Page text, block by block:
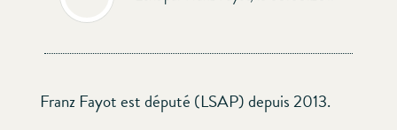
Franz Fayot est député (LSAP) depuis 2013.